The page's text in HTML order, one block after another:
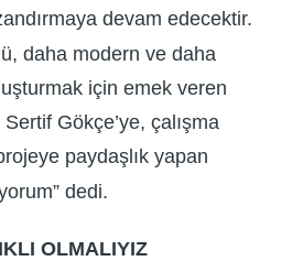
devam edecektir.
daha modern ve daha
için emek veren
Gökçe’ye, çalışma
paydaşlık yapan
dedi.
OLMALIYIZ